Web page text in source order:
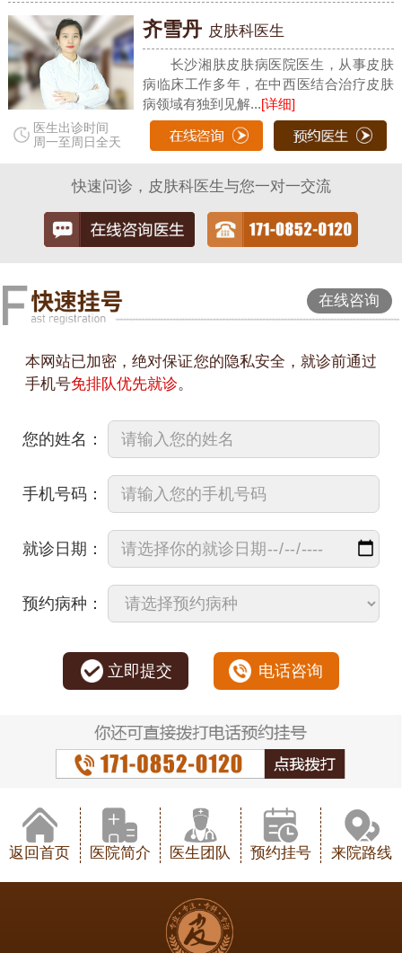
医生出诊时间
周一至周日全天
齐雪丹 皮肤科医生
长沙湘肤皮肤病医院医生，从事皮肤
病临床工作多年，在中西医结合治疗皮肤
病领域有独到见解...[详细]
快速问诊，皮肤科医生与您一对一交流
在线咨询
本网站已加密，绝对保证您的隐私安全，就诊前通过
手机号免排队优先就诊。
您的姓名：
手机号码：
就诊日期：
预约病种：
立即提交 电话咨询
返回首页 医院简介 医生团队 预约挂号 来院路线